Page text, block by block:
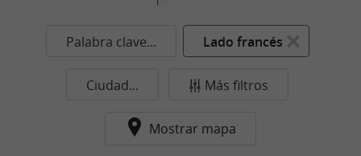
Palabra clave... Lado francés
Ciudad... Más filtros
Mostrar mapa